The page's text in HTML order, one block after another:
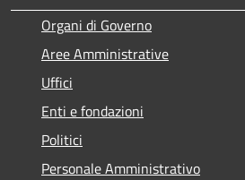
Organi di Governo
Aree Amministrative
Uffici
Enti e fondazioni
Politici
Personale Amministrativo